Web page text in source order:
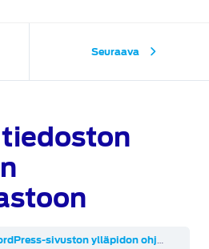
Seuraava
Paikallisyhdistysten WordPress-sivuston ylläpidon ohjeita